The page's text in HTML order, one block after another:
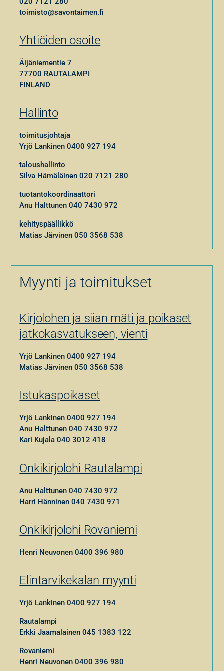
toimisto@savontaimen.fi
Yhtiöiden osoite
Äijäniementie 7
77700 RAUTALAMPI
FINLAND
Hallinto
toimitusjohtaja
Yrjö Lankinen0400 927 194
taloushallinto
Silva Hämäläinen020 7121 280
tuotantokoordinaattori
Anu Halttunen040 7430 972
kehityspäällikkö
Matias Järvinen050 3568 538
Myynti ja toimitukset
Kirjolohen ja siian mäti ja poikaset
jatkokasvatukseen, vienti
Yrjö Lankinen0400 927 194
Matias Järvinen050 3568 538
Istukaspoikaset
Yrjö Lankinen0400 927 194
Anu Halttunen040 7430 972
Kari Kujala040 3012 418
Onkikirjolohi Rautalampi
Anu Halttunen040 7430 972
Harri Hänninen040 7430 971
Onkikirjolohi Rovaniemi
Henri Neuvonen0400 396 980
Elintarvikekalan myynti
Yrjö Lankinen0400 927 194
Rautalampi
Erkki Jaamalainen045 1383 122
Rovaniemi
Henri Neuvonen0400 396 980